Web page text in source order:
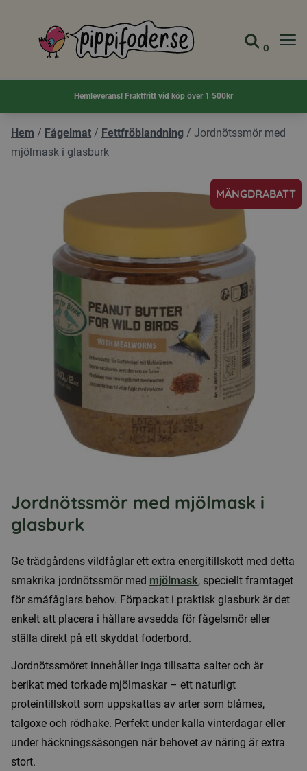
Pippifoder logotyp Gå till
Visa
0
Hemleverans! Fraktfritt vid köp över 1 500kr
Hem / Fågelmat / Fettfröblandning / Jordnötssmör med
mjölmask i glasburk
MÄNGDRABATT
Jordnötssmör med mjölmask i
glasburk
Ge trädgårdens vildfåglar ett extra energitillskott med detta
smakrika jordnötssmör med mjölmask, speciellt framtaget
för småfåglars behov. Förpackat i praktisk glasburk är det
enkelt att placera i hållare avsedda för fågelsmör eller
ställa direkt på ett skyddat foderbord.
Jordnötssmöret innehåller inga tillsatta salter och är
berikat med torkade mjölmaskar – ett naturligt
proteintillskott som uppskattas av arter som blåmes,
talgoxe och rödhake. Perfekt under kalla vinterdagar eller
under häckningssäsongen när behovet av näring är extra
stort.